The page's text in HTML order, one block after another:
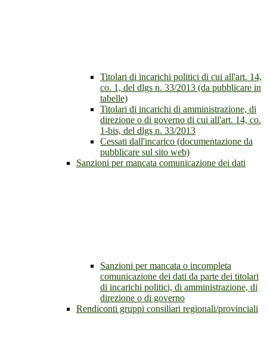
Titolari di incarichi politici di cui all'art. 14,
co. 1, del dlgs n. 33/2013 (da pubblicare in
tabelle)
Titolari di incarichi di amministrazione, di
direzione o di governo di cui all'art. 14, co.
1-bis, del dlgs n. 33/2013
Cessati dall'incarico (documentazione da
pubblicare sul sito web)
Sanzioni per mancata comunicazione dei dati
Sanzioni per mancata o incompleta
comunicazione dei dati da parte dei titolari
di incarichi politici, di amministrazione, di
direzione o di governo
Rendiconti gruppi consiliari regionali/provinciali